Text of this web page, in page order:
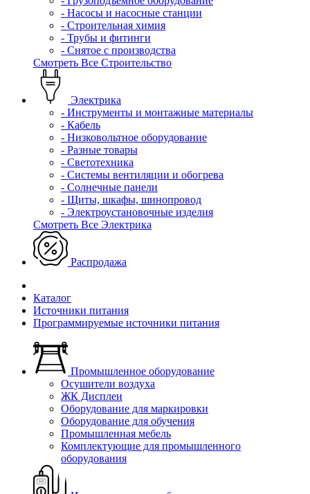
- Насосы и насосные станции
- Строительная химия
- Трубы и фитинги
- Снятое с производства
Смотреть Все Строительство
Электрика
- Инструменты и монтажные материалы
- Кабель
- Низковольтное оборудование
- Разные товары
- Светотехника
- Системы вентиляции и обогрева
- Солнечные панели
- Щиты, шкафы, шинопровод
- Электроустановочные изделия
Смотреть Все Электрика
Распродажа
Каталог
Источники питания
Программируемые источники питания
Промышленное оборудование
Осушители воздуха
ЖК Дисплеи
Оборудование для маркировки
Оборудование для обучения
Промышленная мебель
Комплектующие для промышленного
оборудования